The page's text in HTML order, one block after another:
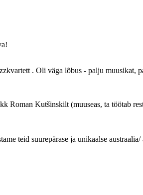
. Oli väga lõbus - palju muusikat,
Roman Kutšinskilt (muuseas, ta töötab
teid suurepärase ja unikaalse